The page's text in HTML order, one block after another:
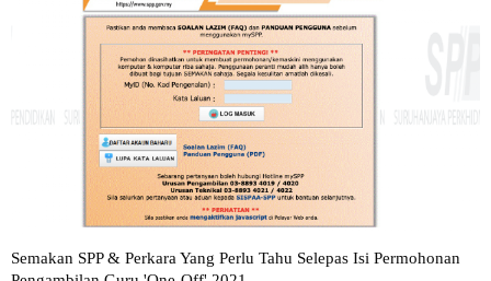
Semakan SPP & Perkara Yang Perlu Tahu Selepas Isi Permohonan